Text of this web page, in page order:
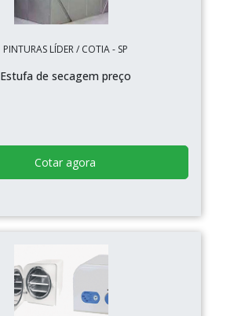
PINTURAS LÍDER / COTIA - SP
Estufa de secagem preço
Cotar agora